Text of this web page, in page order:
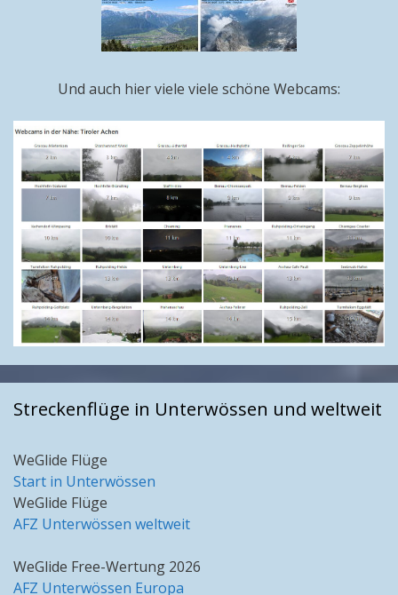
Und auch hier viele viele schöne Webcams:
Streckenflüge in Unterwössen und weltweit
WeGlide Flüge
Start in Unterwössen
WeGlide Flüge
AFZ Unterwössen weltweit
WeGlide Free-Wertung 2026
AFZ Unterwössen Europa